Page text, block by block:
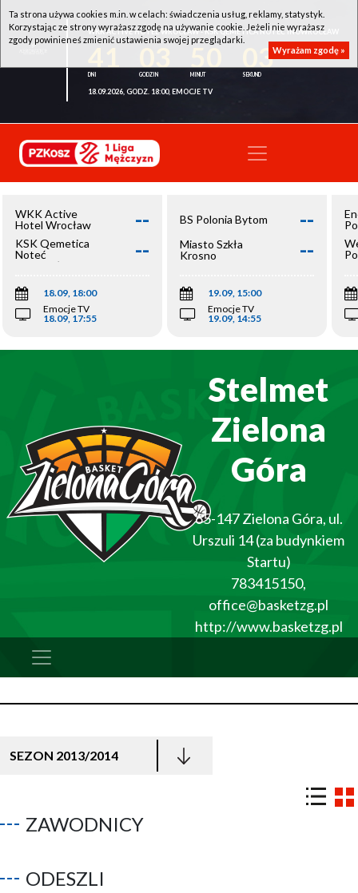
WKK ACTIVE HOTEL WROCŁAW - KSK QEMETICA NOTEĆ INOWROCŁAW
02
18.09.2026, GODZ. 18:00, EMOCJE TV
WKK Active
Hotel Wrocław
--
KSK Qemetica
Noteć
Inowrocław
--
18.09, 18:00
Emocje TV
18.09, 17:55
BS Polonia Bytom --
Miasto Szkła
Krosno
--
19.09, 15:00
Emocje TV
19.09, 14:55
Stelmet
Zielona
Góra
65-147 Zielona Góra, ul.
Urszuli 14 (za budynkiem
Startu)
783415150,
office@basketzg.pl
http://www.basketzg.pl
SEZON 2013/2014
ZAWODNICY
ODESZLI
Ta strona używa cookies m.in. w celach: świadczenia usług, reklamy, statystyk.
Korzystając ze strony wyrażasz zgodę na używanie cookie. Jeżeli nie wyrażasz
zgody powinieneś zmienić ustawienia swojej przeglądarki.
Wyrażam zgodę »